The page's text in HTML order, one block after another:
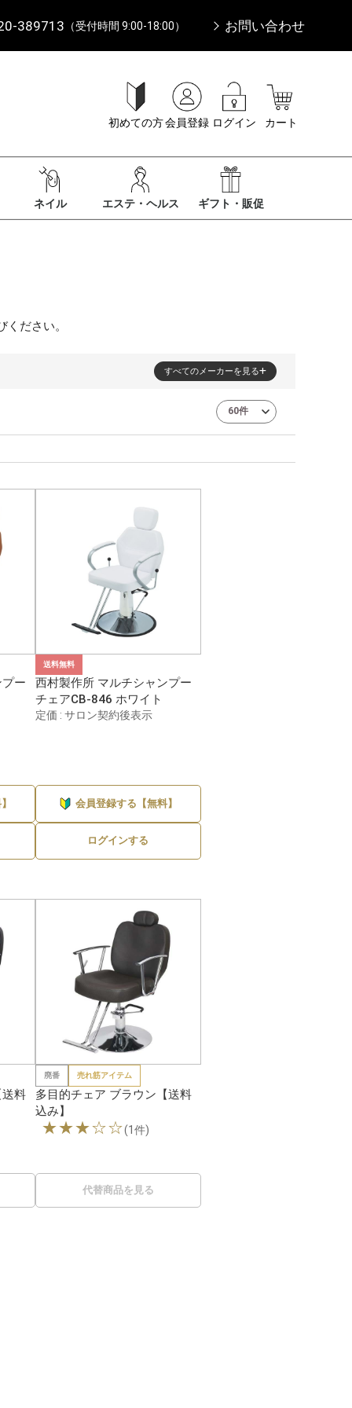
389713 （受付時間 9:00-18:00） お問い合わせ
初めての方会員登録 ログイン カート
ネイル エステ・ヘルス ギフト・販促
ださい。
すべてのメーカーを見る
ー
送料無料
西村製作所 マルチシャンプー
チェアCB-846 ホワイト
定価 : サロン契約後表示
会員登録する【無料】
ログインする
料
廃番 売れ筋アイテム
多目的チェア ブラウン【送料
込み】
★★★☆☆(1件)
代替商品を見る